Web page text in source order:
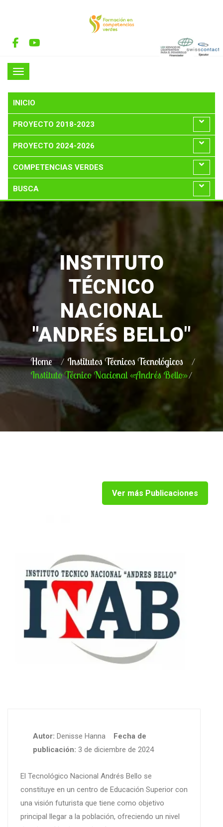
INICIO
PROYECTO 2018-2023
PROYECTO 2024-2026
COMPETENCIAS VERDES
BUSCA
INSTITUTO
TÉCNICO
NACIONAL
"ANDRÉS BELLO"
Home
Institutos Técnicos Tecnológicos
Instituto Técnico Nacional «Andrés Bello»
Ver más Publicaciones
Autor: Denisse Hanna Fecha de
publicación: 3 de diciembre de 2024
El Tecnológico Nacional Andrés Bello se
constituye en un centro de Educación Superior con
una visión futurista que tiene como objetivo
principal llegar a la población, ofreciendo un nivel